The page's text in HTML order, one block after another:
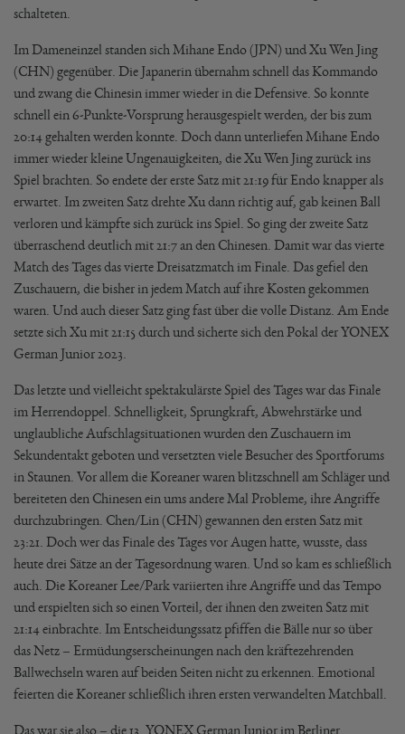
schalteten.
Im Dameneinzel standen sich Mihane Endo (JPN) und Xu Wen Jing
(CHN) gegenüber. Die Japanerin übernahm schnell das Kommando
und zwang die Chinesin immer wieder in die Defensive. So konnte
schnell ein 6-Punkte-Vorsprung herausgespielt werden, der bis zum
20:14 gehalten werden konnte. Doch dann unterliefen Mihane Endo
immer wieder kleine Ungenauigkeiten, die Xu Wen Jing zurück ins
Spiel brachten. So endete der erste Satz mit 21:19 für Endo knapper als
erwartet. Im zweiten Satz drehte Xu dann richtig auf, gab keinen Ball
verloren und kämpfte sich zurück ins Spiel. So ging der zweite Satz
überraschend deutlich mit 21:7 an den Chinesen. Damit war das vierte
Match des Tages das vierte Dreisatzmatch im Finale. Das gefiel den
Zuschauern, die bisher in jedem Match auf ihre Kosten gekommen
waren. Und auch dieser Satz ging fast über die volle Distanz. Am Ende
setzte sich Xu mit 21:15 durch und sicherte sich den Pokal der YONEX
German Junior 2023.
Das letzte und vielleicht spektakulärste Spiel des Tages war das Finale
im Herrendoppel. Schnelligkeit, Sprungkraft, Abwehrstärke und
unglaubliche Aufschlagsituationen wurden den Zuschauern im
Sekundentakt geboten und versetzten viele Besucher des Sportforums
in Staunen. Vor allem die Koreaner waren blitzschnell am Schläger und
bereiteten den Chinesen ein ums andere Mal Probleme, ihre Angriffe
durchzubringen. Chen/Lin (CHN) gewannen den ersten Satz mit
23:21. Doch wer das Finale des Tages vor Augen hatte, wusste, dass
heute drei Sätze an der Tagesordnung waren. Und so kam es schließlich
auch. Die Koreaner Lee/Park variierten ihre Angriffe und das Tempo
und erspielten sich so einen Vorteil, der ihnen den zweiten Satz mit
21:14 einbrachte. Im Entscheidungssatz pfiffen die Bälle nur so über
das Netz – Ermüdungserscheinungen nach den kräftezehrenden
Ballwechseln waren auf beiden Seiten nicht zu erkennen. Emotional
feierten die Koreaner schließlich ihren ersten verwandelten Matchball.
Das war sie also – die 13. YONEX German Junior im Berliner